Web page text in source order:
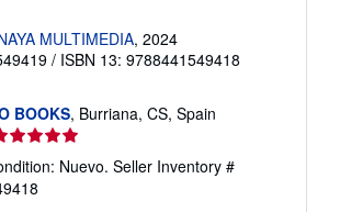
MULTIMEDIA, 2024
/ ISBN 13: 9788441549418
BOOKS, Burriana, CS, Spain
Nuevo. Seller Inventory #